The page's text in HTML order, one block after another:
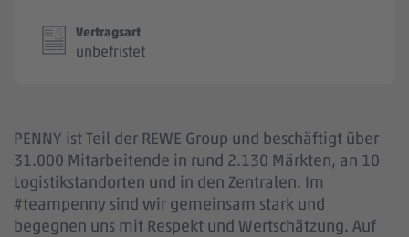
Vertragsart
unbefristet
PENNY ist Teil der REWE Group und beschäftigt über
31.000 Mitarbeitende in rund 2.130 Märkten, an 10
Logistikstandorten und in den Zentralen. Im
#teampenny sind wir gemeinsam stark und
begegnen uns mit Respekt und Wertschätzung. Auf